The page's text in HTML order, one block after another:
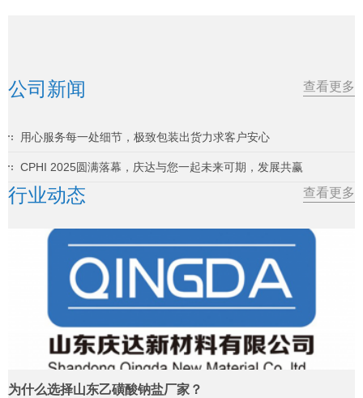
公司新闻 查看更多
用心服务每一处细节，极致包装出货力求客户安心
CPHI 2025圆满落幕，庆达与您一起未来可期，发展共赢
行业动态 查看更多
为什么选择山东乙磺酸钠盐厂家？